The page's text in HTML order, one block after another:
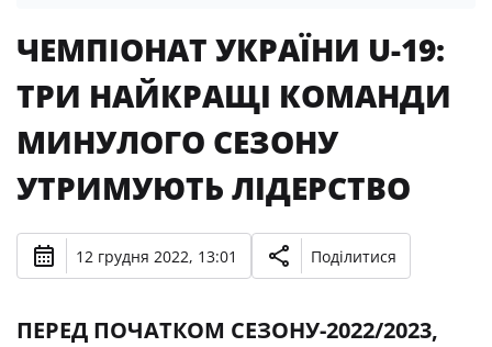
ЧЕМПІОНАТ УКРАЇНИ U-19:
ТРИ НАЙКРАЩІ КОМАНДИ
МИНУЛОГО СЕЗОНУ
УТРИМУЮТЬ ЛІДЕРСТВО
12 грудня 2022, 13:01 Поділитися
ПЕРЕД ПОЧАТКОМ СЕЗОНУ-2022/2023,